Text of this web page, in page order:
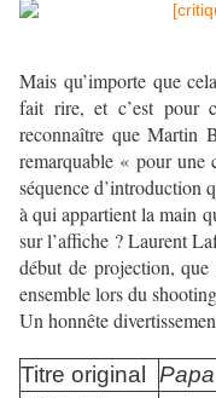
Mais qu’importe que
fait rire, et c’est pour
reconnaître que Martin
remarquable « pour une
séquence d’introduction
à qui appartient la main
sur l’affiche ? Laurent
début de projection, que
ensemble lors du
Un honnête
Titre original